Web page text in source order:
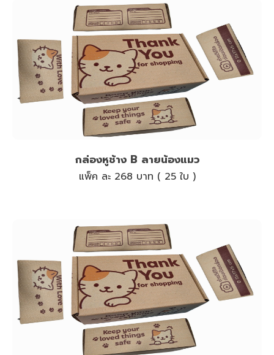
กล่องหูช้าง B ลายน้องแมว
แพ็ค ละ 268 บาท ( 25 ใบ )